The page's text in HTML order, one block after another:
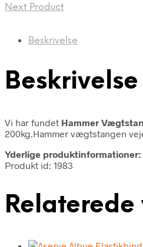
Next Product
Beskrivelse
Beskrivelse
Vi har fundet Hammer
200kg.Hammer vægtstangen
Yderlige produktinformationer:
Produkt id: 1983
Relaterede